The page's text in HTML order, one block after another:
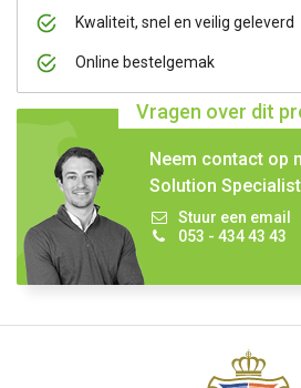
Kwaliteit, snel en veilig geleverd
Online bestelgemak
Vragen over dit
Neem contact op
Solution
Stuur een email
053 - 434 43 43